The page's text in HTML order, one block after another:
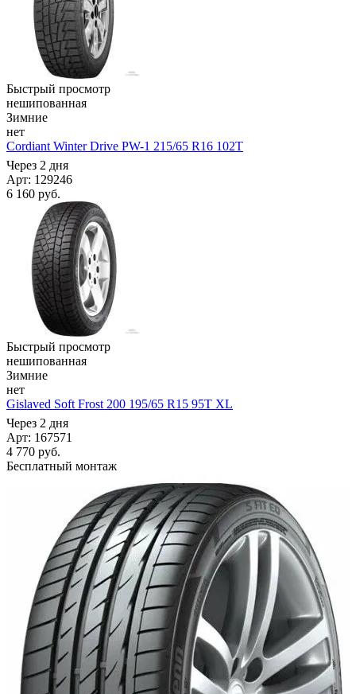
Быстрый просмотр
нешипованная
Зимние
нет
Cordiant Winter Drive PW-1 215/65 R16 102T
Через 2 дня
Арт: 129246
6 160 руб.
Быстрый просмотр
нешипованная
Зимние
нет
Gislaved Soft Frost 200 195/65 R15 95T XL
Через 2 дня
Арт: 167571
4 770 руб.
Бесплатный монтаж